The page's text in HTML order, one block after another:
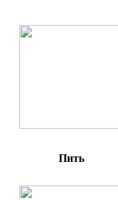
Пить